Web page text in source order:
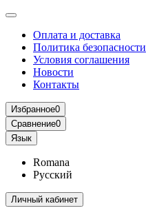
Оплата и доставка
Политика безопасности
Условия соглашения
Новости
Контакты
Избранное0
Сравнение0
Язык
Romana
Русский
Личный кабинет